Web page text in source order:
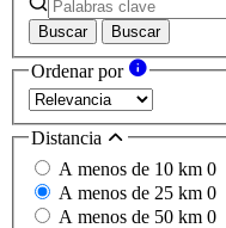
Buscar Buscar
Ordenar por
Distancia
A menos de 10 km 0
A menos de 25 km 0
A menos de 50 km 0